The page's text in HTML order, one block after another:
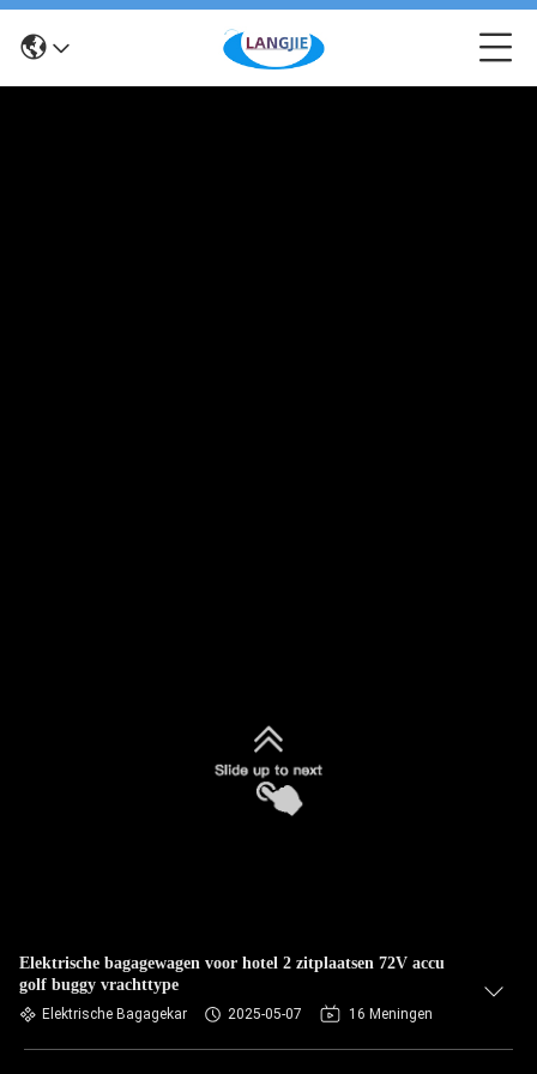
Elektrische bagagewagen voor hotel 2 zitplaatsen 72V accu
golf buggy vrachttype
Elektrische Bagagekar 2025-05-07 16 Meningen